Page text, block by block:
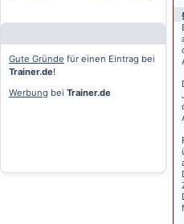
Gute Gründe für einen Eintrag bei
Trainer.de!
Werbung bei Trainer.de